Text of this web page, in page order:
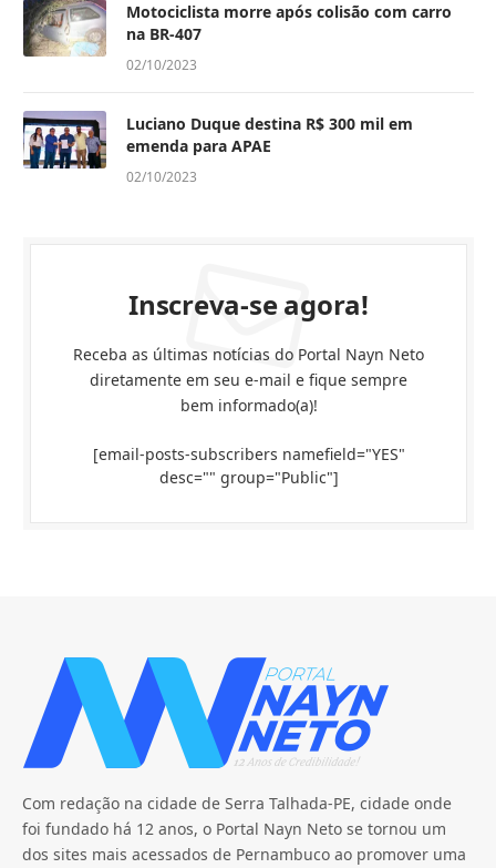
Motociclista morre após colisão com carro
na BR-407
02/10/2023
Luciano Duque destina R$ 300 mil em
emenda para APAE
02/10/2023
Inscreva-se agora!
Receba as últimas notícias do Portal Nayn Neto
diretamente em seu e-mail e fique sempre
bem informado(a)!
[email-posts-subscribers namefield="YES"
desc="" group="Public"]
Com redação na cidade de Serra Talhada-PE, cidade onde
foi fundado há 12 anos, o Portal Nayn Neto se tornou um
dos sites mais acessados de Pernambuco ao promover uma